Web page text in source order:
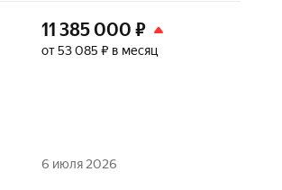
11 385 000 ₽
от 53 085 ₽ в месяц
6 июля 2026